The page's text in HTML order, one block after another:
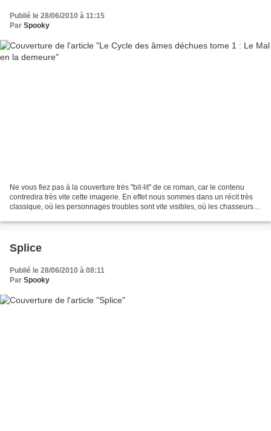
Publié le 28/06/2010 à 11:15
Par Spooky
Ne vous fiez pas à la couverture très "bit-lit" de ce roman, car le contenu
contredira très vite cette imagerie. En effet nous sommes dans un récit très
classique, où les personnages troubles sont vite visibles, où les chasseurs
Splice
Publié le 28/06/2010 à 08:11
Par Spooky